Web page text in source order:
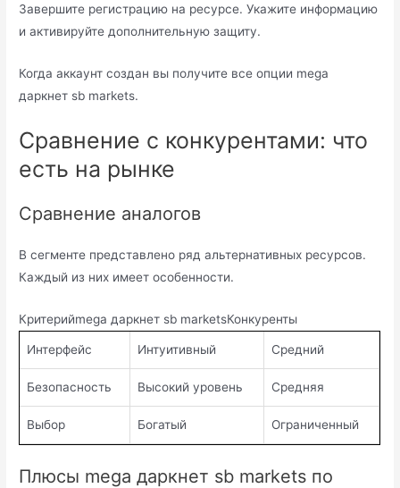
Завершите регистрацию на ресурсе. Укажите информацию
и активируйте дополнительную защиту.
Когда аккаунт создан вы получите все опции mega
даркнет sb markets.
Сравнение с конкурентами: что
есть на рынке
Сравнение аналогов
В сегменте представлено ряд альтернативных ресурсов.
Каждый из них имеет особенности.
Критерийmega даркнет sb marketsКонкуренты
Интерфейс Интуитивный Средний
Безопасность Высокий уровень Средняя
Выбор Богатый Ограниченный
Плюсы mega даркнет sb markets по